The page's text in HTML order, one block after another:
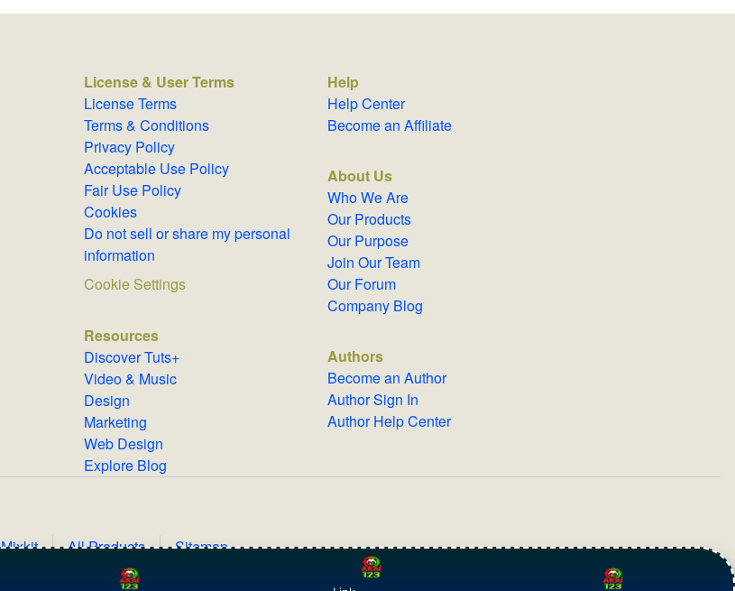
License & User Terms
License Terms
Terms & Conditions
Privacy Policy
Acceptable Use Policy
Fair Use Policy
Cookies
Do not sell or share my personal
information
Cookie Settings
Resources
Discover Tuts+
Video & Music
Design
Marketing
Web Design
Explore Blog
Help
Help Center
Become an Affiliate
About Us
Who We Are
Our Products
Our Purpose
Join Our Team
Our Forum
Company Blog
Authors
Become an Author
Author Sign In
Author Help Center
Mixkit All Products Sitemap